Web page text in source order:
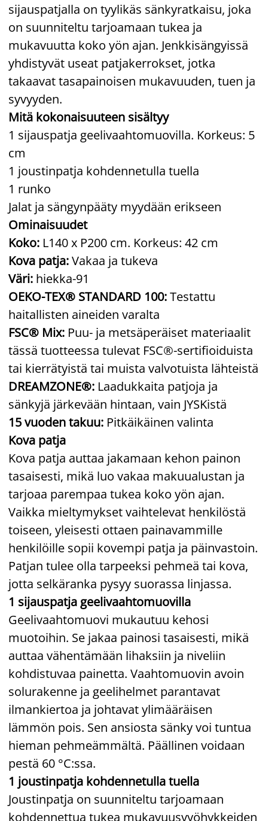
sijauspatjalla on tyylikäs sänkyratkaisu, joka
on suunniteltu tarjoamaan tukea ja
mukavuutta koko yön ajan. Jenkkisängyissä
yhdistyvät useat patjakerrokset, jotka
takaavat tasapainoisen mukavuuden, tuen ja
syvyyden.
Mitä kokonaisuuteen sisältyy
1 sijauspatja geelivaahtomuovilla. Korkeus: 5
cm
1 joustinpatja kohdennetulla tuella
1 runko
Jalat ja sängynpääty myydään erikseen
Ominaisuudet
Koko: L140 x P200 cm. Korkeus: 42 cm
Kova patja:Vakaa ja tukeva
Väri: hiekka-91
OEKO-TEX® STANDARD 100:Testattu
haitallisten aineiden varalta
FSC® Mix: Puu- ja metsäperäiset materiaalit
tässä tuotteessa tulevat FSC®-sertifioiduista
tai kierrätyistä tai muista valvotuista lähteistä
DREAMZONE®: Laadukkaita patjoja ja
sänkyjä järkevään hintaan, vain JYSKistä
15 vuoden takuu: Pitkäikäinen valinta
Kova patja
Kova patja auttaa jakamaan kehon painon
tasaisesti, mikä luo vakaa makuualustan ja
tarjoaa parempaa tukea koko yön ajan.
Vaikka mieltymykset vaihtelevat henkilöstä
toiseen, yleisesti ottaen painavammille
henkilöille sopii kovempi patja ja päinvastoin.
Patjan tulee olla tarpeeksi pehmeä tai kova,
jotta selkäranka pysyy suorassa linjassa.
1 sijauspatja geelivaahtomuovilla
Geelivaahtomuovi mukautuu kehosi
muotoihin. Se jakaa painosi tasaisesti, mikä
auttaa vähentämään lihaksiin ja niveliin
kohdistuvaa painetta. Vaahtomuovin avoin
solurakenne ja geelihelmet parantavat
ilmankiertoa ja johtavat ylimääräisen
lämmön pois. Sen ansiosta sänky voi tuntua
hieman pehmeämmältä. Päällinen voidaan
pestä 60 °C:ssa.
1 joustinpatja kohdennetulla tuella
Joustinpatja on suunniteltu tarjoamaan
kohdennettua tukea mukavuusvyöhykkeiden